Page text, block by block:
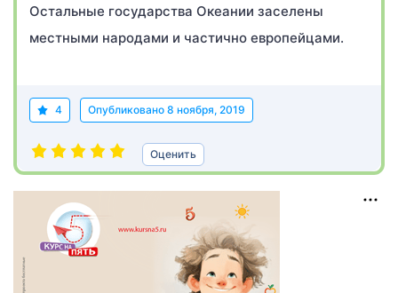
Остальные государства Океании заселены
местными народами и частично европейцами.
4 Опубликовано 8 ноября, 2019
Оценить